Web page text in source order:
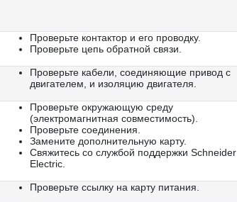
Проверьте контактор и его проводку.
Проверьте цепь обратной связи.
Проверьте кабели, соединяющие привод с
двигателем, и изоляцию двигателя.
Проверьте окружающую среду
(электромагнитная совместимость).
Проверьте соединения.
Замените дополнительную карту.
Свяжитесь со службой поддержки Schneider
Electric.
Проверьте ссылку на карту питания.